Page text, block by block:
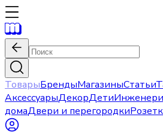
ТоварыБрендыМагазиныСтатьи
АксессуарыДекорДети
домаДвери и перегородки